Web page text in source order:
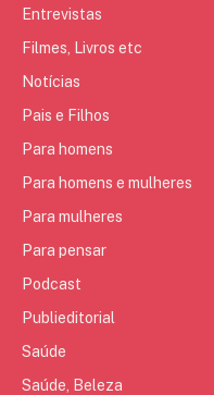
Entrevistas
Filmes, Livros etc
Notícias
Pais e Filhos
Para homens
Para homens e mulheres
Para mulheres
Para pensar
Podcast
Publieditorial
Saúde
Saúde, Beleza